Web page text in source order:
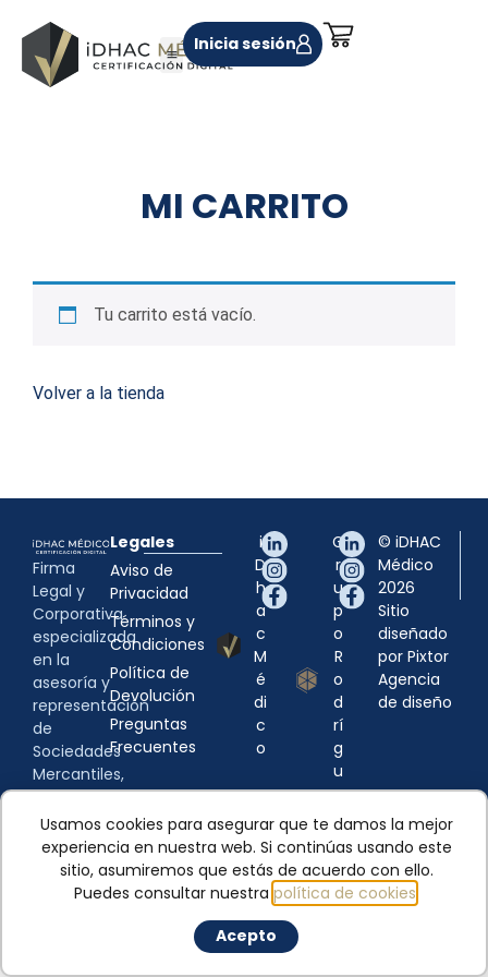
Inicia sesión
MI CARRITO
Tu carrito está vacío.
Volver a la tienda
Firma
Legal y
Corporativa
especializada
en la
asesoría y
representación
de
Sociedades
Mercantiles,
Entidades
de
Gobierno
Particulares.
Legales
Aviso de
Privacidad
Términos y
Condiciones
Política de
Devolución
Preguntas
Frecuentes
i
D
h
a
c
M
é
di
c
o
G
r
u
p
o
R
o
d
rí
g
u
e
z
© iDHAC
Médico
2026
Sitio
diseñado
por Pixtor
Agencia
de diseño
Usamos cookies para asegurar que te damos la mejor
experiencia en nuestra web. Si continúas usando este
sitio, asumiremos que estás de acuerdo con ello.
Puedes consultar nuestra política de cookies
Acepto